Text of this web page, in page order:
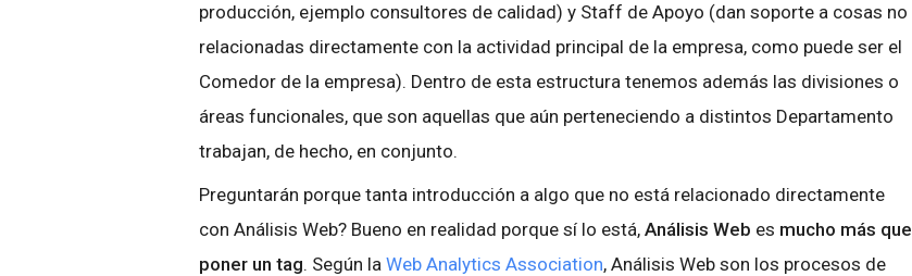
producción, ejemplo consultores de calidad) y Staff de Apoyo (dan soporte a cosas no
relacionadas directamente con la actividad principal de la empresa, como puede ser el
Comedor de la empresa). Dentro de esta estructura tenemos además las divisiones o
áreas funcionales, que son aquellas que aún perteneciendo a distintos Departamento
trabajan, de hecho, en conjunto.
Preguntarán porque tanta introducción a algo que no está relacionado directamente
con Análisis Web? Bueno en realidad porque sí lo está, Análisis Web es mucho más que
poner un tag. Según la Web Analytics Association, Análisis Web son los procesos de